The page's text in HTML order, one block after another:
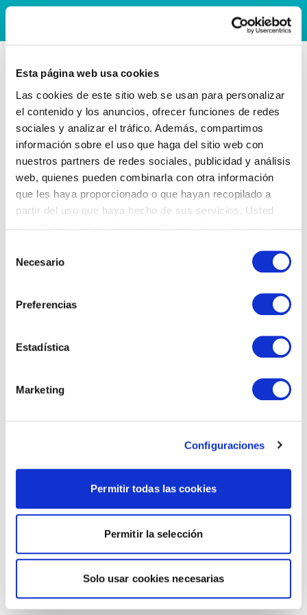
Esta página web usa cookies
Las cookies de este sitio web se usan para personalizar
el contenido y los anuncios, ofrecer funciones de redes
sociales y analizar el tráfico. Además, compartimos
información sobre el uso que haga del sitio web con
nuestros partners de redes sociales, publicidad y análisis
web, quienes pueden combinarla con otra información
que les haya proporcionado o que hayan recopilado a
partir del uso que haya hecho de sus servicios. Usted
Necesario
Preferencias
Estadística
Marketing
Configuraciones
Permitir todas las cookies
Permitir la selección
Solo usar cookies necesarias